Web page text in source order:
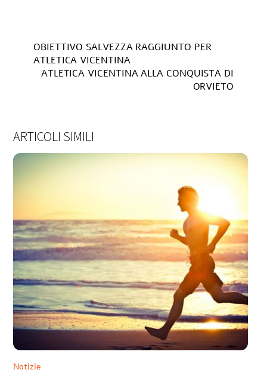
OBIETTIVO SALVEZZA RAGGIUNTO PER
ATLETICA VICENTINA
ATLETICA VICENTINA ALLA CONQUISTA DI
ORVIETO
ARTICOLI SIMILI
Notizie